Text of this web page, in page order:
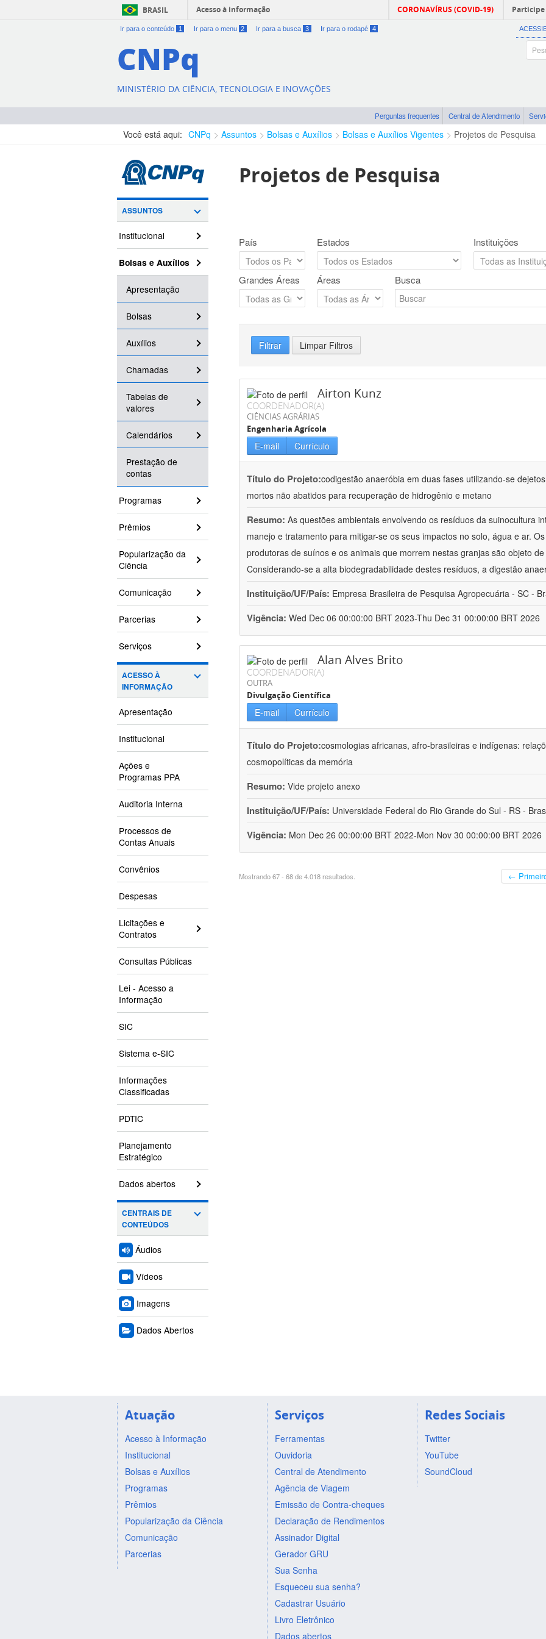
BRASIL Acesso à informação CORONAVÍRUS (COVID-19) Participe
Ir para o conteúdo 1 Ir para o menu 2 Ir para a busca 3 Ir para o rodapé 4
CNPq
MINISTÉRIO DA CIÊNCIA, TECNOLOGIA E INOVAÇÕES
Perguntas frequentes Central de Atendimento
Você está aqui: CNPq Assuntos Bolsas e Auxílios Bolsas e Auxílios Vigentes Projetos de Pesquisa
ASSUNTOS
Institucional
Bolsas e Auxílios
Apresentação
Bolsas
Auxílios
Chamadas
Tabelas de
valores
Calendários
Prestação de
contas
Programas
Prêmios
Popularização da
Ciência
Comunicação
Parcerias
Serviços
ACESSO À
INFORMAÇÃO
Apresentação
Institucional
Ações e
Programas PPA
Auditoria Interna
Processos de
Contas Anuais
Convênios
Despesas
Licitações e
Contratos
Consultas Públicas
Lei - Acesso a
Informação
SIC
Sistema e-SIC
Informações
Classificadas
PDTIC
Planejamento
Estratégico
Dados abertos
CENTRAIS DE
CONTEÚDOS
Áudios
Vídeos
Imagens
Dados Abertos
Projetos de Pesquisa
País Estados Instituições
Grandes Áreas Áreas Busca
Filtrar Limpar Filtros
Airton Kunz
COORDENADOR(A)
CIÊNCIAS AGRÁRIAS
Engenharia Agrícola
E-mail Currículo
Título do Projeto:codigestão anaeróbia em duas fases utilizando-se
mortos não abatidos para recuperação de hidrogênio e metano
Resumo: As questões ambientais envolvendo os resíduos da suinocultura
manejo e tratamento para mitigar-se os seus impactos no solo, água e ar.
produtoras de suínos e os animais que morrem nestas granjas são objeto
Considerando-se a alta biodegradabilidade destes resíduos, a digestão
Instituição/UF/País: Empresa Brasileira de Pesquisa Agropecuária - SC -
Vigência: Wed Dec 06 00:00:00 BRT 2023-Thu Dec 31 00:00:00 BRT 2026
Alan Alves Brito
COORDENADOR(A)
OUTRA
Divulgação Científica
E-mail Currículo
Título do Projeto:cosmologias africanas, afro-brasileiras e indígenas:
cosmopolíticas da memória
Resumo: Vide projeto anexo
Instituição/UF/País: Universidade Federal do Rio Grande do Sul - RS -
Vigência: Mon Dec 26 00:00:00 BRT 2022-Mon Nov 30 00:00:00 BRT 2026
Mostrando 67 - 68 de 4.018 resultados. ←
Atuação
Acesso à Informação
Institucional
Bolsas e Auxílios
Programas
Prêmios
Popularização da Ciência
Comunicação
Parcerias
Serviços
Ferramentas
Ouvidoria
Central de Atendimento
Agência de Viagem
Emissão de Contra-cheques
Declaração de Rendimentos
Assinador Digital
Gerador GRU
Sua Senha
Esqueceu sua senha?
Cadastrar Usuário
Livro Eletrônico
Dados abertos
Redes Sociais
Twitter
YouTube
SoundCloud